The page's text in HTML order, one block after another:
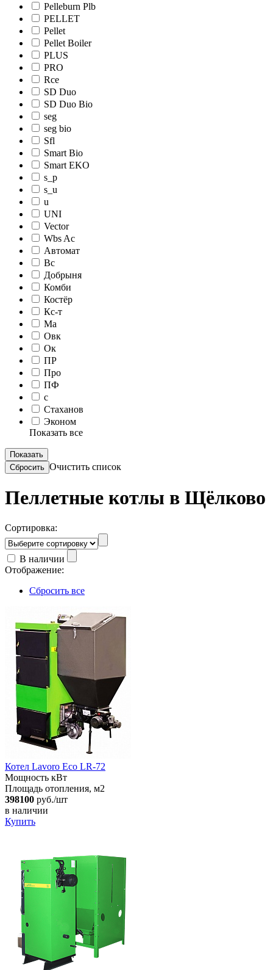
Pelleburn Plb
PELLET
Pellet
Pellet Boiler
PLUS
PRO
Rce
SD Duo
SD Duo Bio
seg
seg bio
Sfl
Smart Bio
Smart EKO
s_p
s_u
u
UNI
Vector
Wbs Ac
Автомат
Вс
Добрыня
Комби
Костёр
Кс-т
Ма
Овк
Ок
ПР
Про
ПФ
с
Стаханов
Эконом
Показать все
Очистить список
Пеллетные котлы в Щёлково
Сортировка:
В наличии
Отображение:
Сбросить все
Котел Lavoro Eco LR-72
Мощность кВт
Площадь отопления, м2
398100 руб./шт
в наличии
Купить